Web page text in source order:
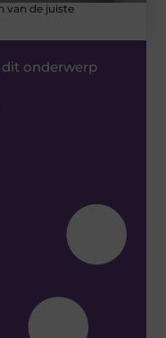
van de juiste
onderwerp